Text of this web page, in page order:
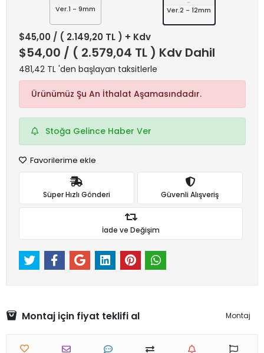
Ver.1 - 9mm Ver.2 - 12mm
$45,00 / ( 2.149,20 TL ) + Kdv
$54,00 / ( 2.579,04 TL ) Kdv Dahil
481,42 TL 'den başlayan taksitlerle
Ürünümüz Şu An İthalat Aşamasındadır.
Stoğa Gelince Haber Ver
Favorilerime ekle
Süper Hızlı Gönderi Güvenli Alışveriş
İade ve Değişim
Montaj için fiyat teklifi al Montaj